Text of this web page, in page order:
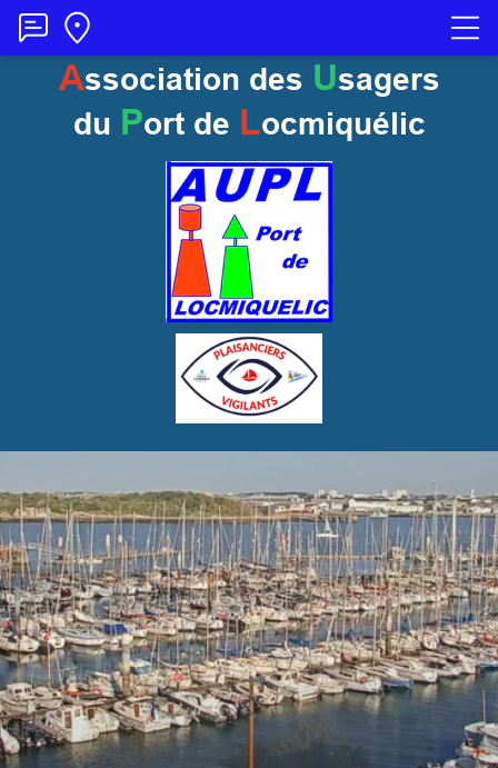
Association des Usagers
du Port de Locmiquélic